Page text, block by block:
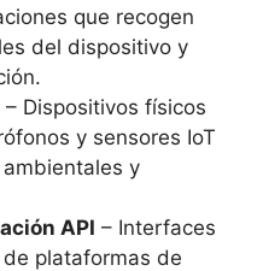
que recogen
del dispositivo y
– Dispositivos físicos
y sensores IoT
y
API – Interfaces
plataformas de